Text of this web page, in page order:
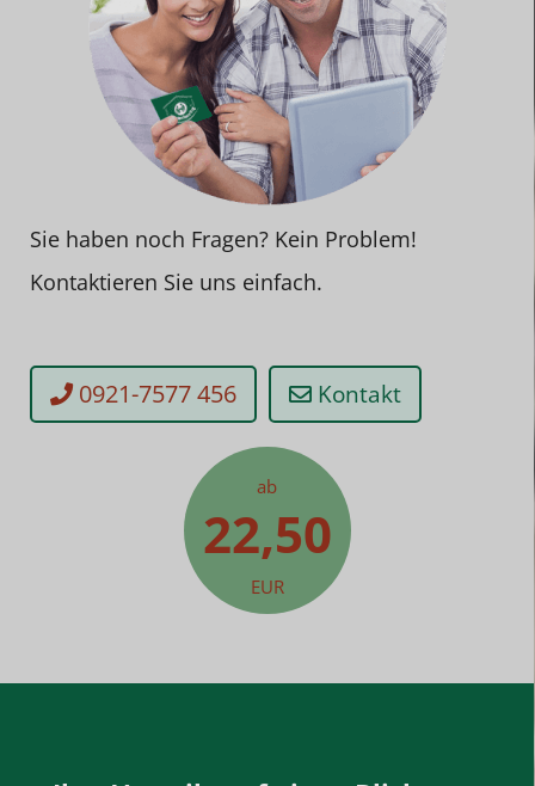
Sie haben noch Fragen? Kein Problem!
Kontaktieren Sie uns einfach.
0921-7577 456 Kontakt
ab
22,50
EUR